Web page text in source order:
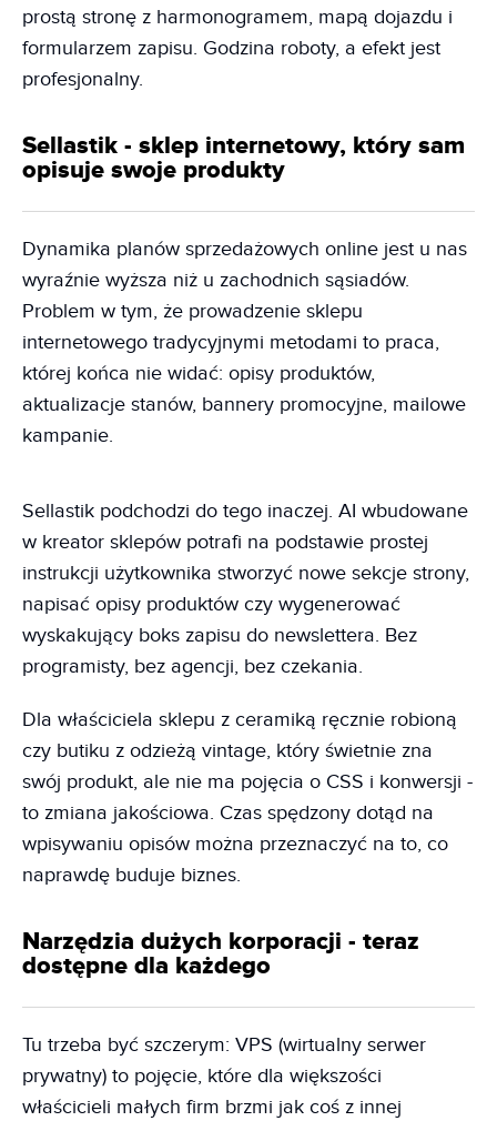
prostą stronę z harmonogramem, mapą dojazdu i
formularzem zapisu. Godzina roboty, a efekt jest
profesjonalny.
Sellastik - sklep internetowy, który sam
opisuje swoje produkty
Dynamika planów sprzedażowych online jest u nas
wyraźnie wyższa niż u zachodnich sąsiadów.
Problem w tym, że prowadzenie sklepu
internetowego tradycyjnymi metodami to praca,
której końca nie widać: opisy produktów,
aktualizacje stanów, bannery promocyjne, mailowe
kampanie.
Sellastik podchodzi do tego inaczej. AI wbudowane
w kreator sklepów potrafi na podstawie prostej
instrukcji użytkownika stworzyć nowe sekcje strony,
napisać opisy produktów czy wygenerować
wyskakujący boks zapisu do newslettera. Bez
programisty, bez agencji, bez czekania.
Dla właściciela sklepu z ceramiką ręcznie robioną
czy butiku z odzieżą vintage, który świetnie zna
swój produkt, ale nie ma pojęcia o CSS i konwersji -
to zmiana jakościowa. Czas spędzony dotąd na
wpisywaniu opisów można przeznaczyć na to, co
naprawdę buduje biznes.
Narzędzia dużych korporacji - teraz
dostępne dla każdego
Tu trzeba być szczerym: VPS (wirtualny serwer
prywatny) to pojęcie, które dla większości
właścicieli małych firm brzmi jak coś z innej